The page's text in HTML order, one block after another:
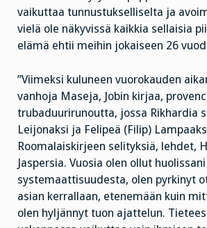
vaikuttaa tunnustukselliselta ja
vielä ole näkyvissä kaikkia sellaisia
elämä ehtii meihin jokaiseen 26
”Viimeksi kuluneen vuorokauden
vanhoja Maseja, Jobin kirjaa,
trubaduurirunoutta, jossa Rikhardia
Leijonaksi ja Felipeä (Filip)
Roomalaiskirjeen selityksiä, lehdet,
Jaspersia. Vuosia olen ollut
systemaattisuudesta, olen pyrkinyt
asian kerrallaan, etenemään kuin
olen hyljännyt tuon ajattelun.